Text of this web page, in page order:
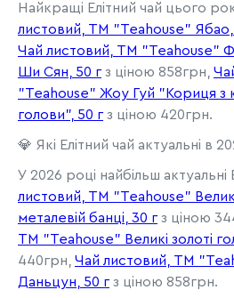
Найкращі Елітний чай цього
листовий, ТМ "Teahouse" Ябао,
Чай листовий, ТМ "Teahouse"
Ши Сян, 50 г з ціною 858грн,
"Teahouse" Жоу Гуй "Кориця з
голови", 50 г з ціною 420грн.
💎 Які Елітний чай актуальні в
У 2026 році найбільш актуальні
листовий, ТМ "Teahouse"
металевій банці, 30 г з ціною
ТМ "Teahouse" Великі золоті
440грн, Чай листовий, ТМ
Даньцун, 50 г з ціною 858грн.